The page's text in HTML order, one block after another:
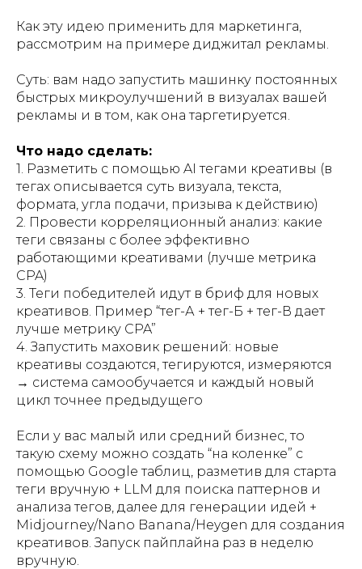
Как эту идею применить для маркетинга,
рассмотрим на примере диджитал рекламы.
Суть: вам надо запустить машинку постоянных
быстрых микроулучшений в визуалах вашей
рекламы и в том, как она таргетируется.
Что надо сделать:
1. Разметить с помощью AI тегами креативы (в
тегах описывается суть визуала, текста,
формата, угла подачи, призыва к действию)
2. Провести корреляционный анализ: какие
теги связаны с более эффективно
работающими креативами (лучше метрика
CPA)
3. Теги победителей идут в бриф для новых
креативов. Пример “тег-А + тег-Б + тег-В дает
лучше метрику CPA”
4. Запустить маховик решений: новые
креативы создаются, тегируются, измеряются
→ система самообучается и каждый новый
цикл точнее предыдущего
Если у вас малый или средний бизнес, то
такую схему можно создать “на коленке” с
помощью Google таблиц, разметив для старта
теги вручную + LLM для поиска паттернов и
анализа тегов, далее для генерации идей +
Midjourney/Nano Banana/Heygen для создания
креативов. Запуск пайплайна раз в неделю
вручную.